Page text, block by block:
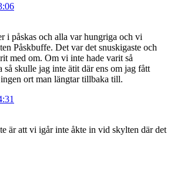
i påskas och alla var hungriga och vi
Påskbuffe. Det var det snuskigaste och
med om. Om vi inte hade varit så
så skulle jag inte ätit där ens om jag fått
ort man längtar tillbaka till.
är att vi igår inte åkte in vid skylten där det